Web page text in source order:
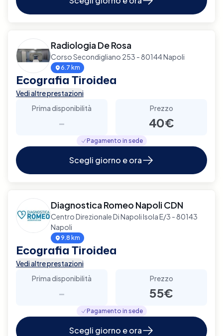
Radiologia De Rosa
Corso Secondigliano 253 - 80144 Napoli
6.7 km
Ecografia Tiroidea
Vedi altre prestazioni
Prima disponibilità
-
Prezzo
40€
Pagamento in sede
Scegli giorno e ora
Diagnostica Romeo Napoli CDN
Centro Direzionale Di Napoli Isola E/3 - 80143
Napoli
9.8 km
Ecografia Tiroidea
Vedi altre prestazioni
Prima disponibilità
-
Prezzo
55€
Pagamento in sede
Scegli giorno e ora